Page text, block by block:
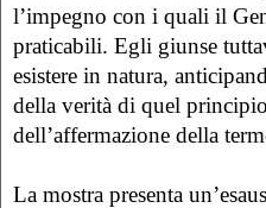
l’impegno con i quali il
praticabili. Egli giunse
esistere in natura,
della verità di quel
dell’affermazione della
La mostra presenta